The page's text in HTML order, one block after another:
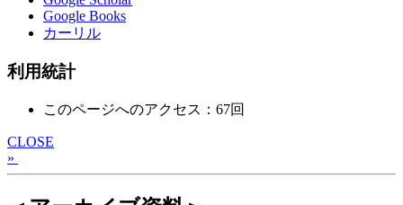
Google Books
カーリル
利用統計
このページへのアクセス：67回
CLOSE
»